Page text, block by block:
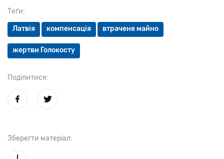
Теґи:
Латвія компенсація втрачене майно
жертви Голокосту
Поділитися:
Зберегти матеріал: